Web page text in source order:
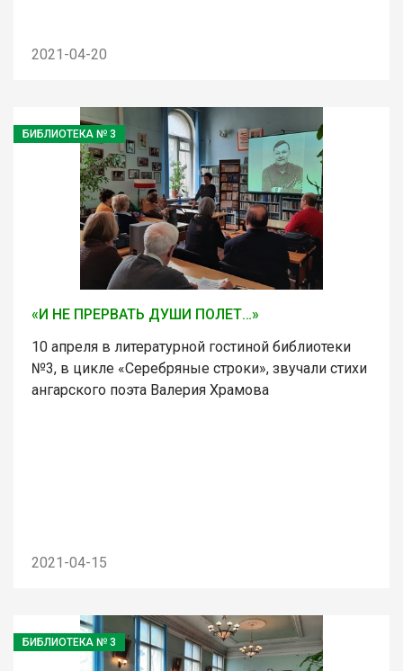
2021-04-20
БИБЛИОТЕКА № 3
«И НЕ ПРЕРВАТЬ ДУШИ ПОЛЕТ…»
10 апреля в литературной гостиной библиотеки
№3, в цикле «Серебряные строки», звучали стихи
ангарского поэта Валерия Храмова
2021-04-15
БИБЛИОТЕКА № 3